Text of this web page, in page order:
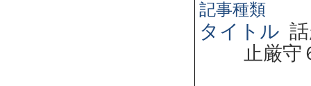
記事種類
タイトル
止厳守